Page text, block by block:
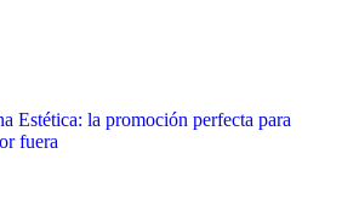
Estética: la promoción perfecta para
fuera